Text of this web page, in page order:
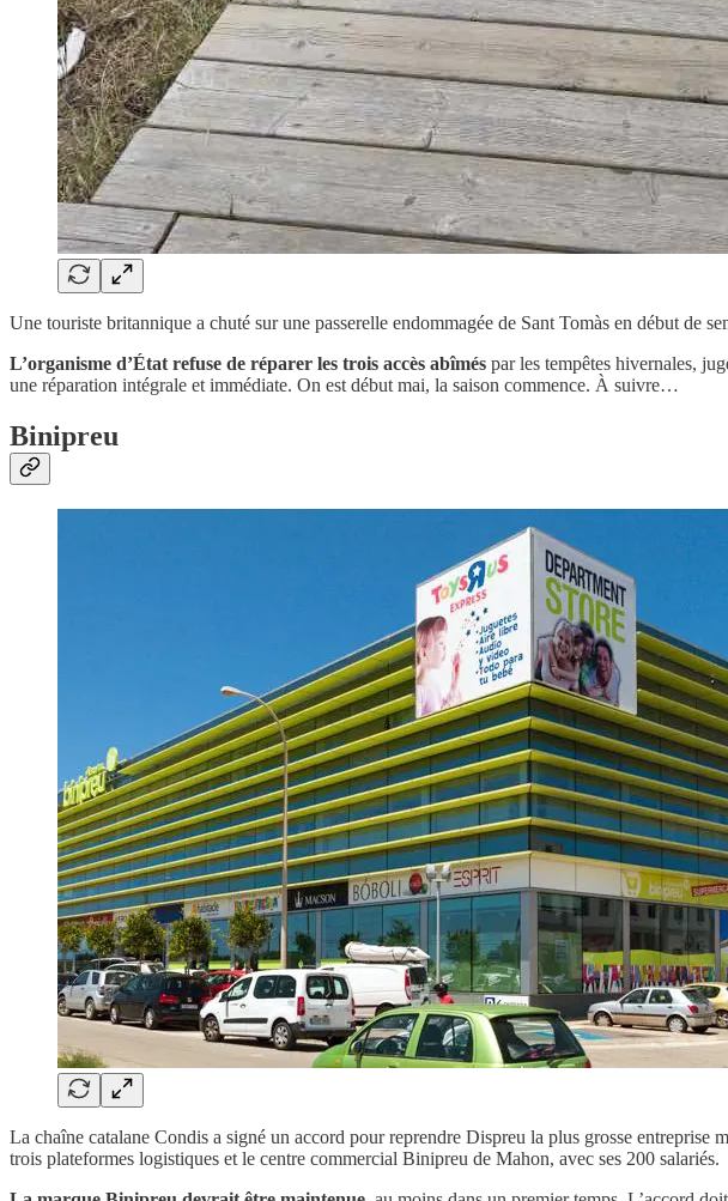
Une touriste britannique a chuté sur une passerelle endommagée de Sant Tomàs en début de
L’organisme d’État refuse de réparer les trois accès abîmés par les tempêtes hivernales,
une réparation intégrale et immédiate. On est début mai, la saison commence. À suivre…
Binipreu
La chaîne catalane Condis a signé un accord pour reprendre Dispreu la plus grosse
trois plateformes logistiques et le centre commercial Binipreu de Mahon, avec ses 200 salariés.